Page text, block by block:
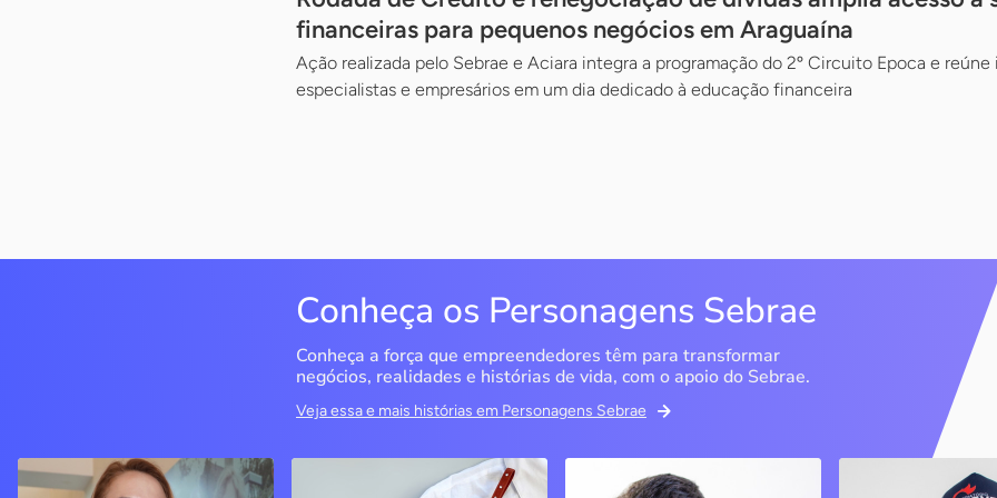
financeiras para pequenos negócios em Araguaína
Ação realizada pelo Sebrae e Aciara integra a programação do 2º Circuito Epoca e
especialistas e empresários em um dia dedicado à educação financeira
Conheça os Personagens Sebrae
Conheça a força que empreendedores têm para transformar
negócios, realidades e histórias de vida, com o apoio do Sebrae.
Veja essa e mais histórias em Personagens Sebrae